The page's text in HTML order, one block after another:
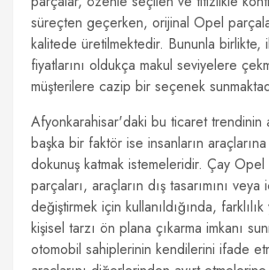
süreçten geçerken, orijinal Opel
kalitede üretilmektedir. Bununla birlikte,
fiyatlarını oldukça makul seviyelere
müşterilere cazip bir seçenek
Afyonkarahisar'daki bu ticaret trendinin
başka bir faktör ise insanların
dokunuş katmak istemeleridir. Çay Opel
parçaları, araçların dış tasarımını veya
değiştirmek için kullanıldığında,
kişisel tarzı ön plana çıkarma imkanı
otomobil sahiplerinin kendilerini ifade